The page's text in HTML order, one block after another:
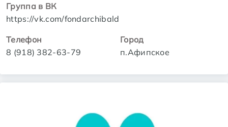
Группа в ВК
https://vk.com/fondarchibald
Телефон
8 (918) 382-63-79
Город
п.Афипское